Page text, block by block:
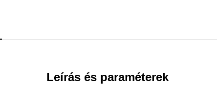
Leírás és paraméterek